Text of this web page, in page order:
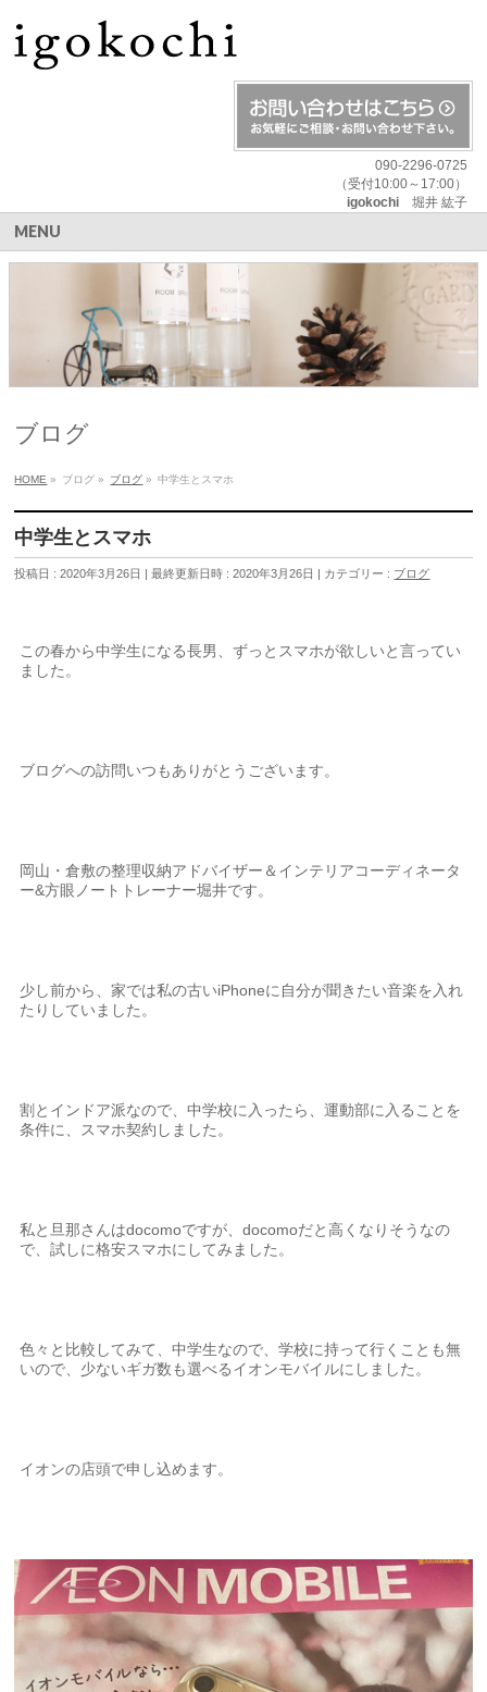
090-2296-0725
（受付10:00～17:00）
igokochi堀井 紘子
MENU
ブログ
HOME » ブログ » ブログ » 中学生とスマホ
中学生とスマホ
投稿日 : 2020年3月26日 最終更新日時 : 2020年3月26日 カテゴリー : ブログ
この春から中学生になる長男、ずっとスマホが欲しいと言ってい
ました。
ブログへの訪問いつもありがとうございます。
岡山・倉敷の整理収納アドバイザー＆インテリアコーディネータ
ー&方眼ノートトレーナー堀井です。
少し前から、家では私の古いiPhoneに自分が聞きたい音楽を入れ
たりしていました。
割とインドア派なので、中学校に入ったら、運動部に入ることを
条件に、スマホ契約しました。
私と旦那さんはdocomoですが、docomoだと高くなりそうなの
で、試しに格安スマホにしてみました。
色々と比較してみて、中学生なので、学校に持って行くことも無
いので、少ないギガ数も選べるイオンモバイルにしました。
イオンの店頭で申し込めます。